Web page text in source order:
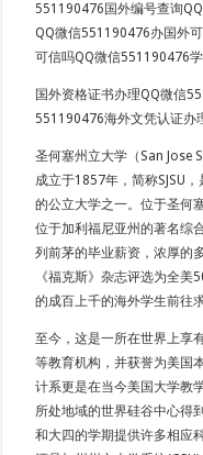
551190476国外编号查询
QQ微信551190476办国外
可信吗QQ微信551190476
国外资格证书办理QQ微信
551190476海外文凭认证办
圣何塞州立大学（San Jose
成立于1857年，简称SJSU
的公立大学之一。位于圣何
位于加利福尼亚州的著名综
列前茅的毕业薪资，浓厚的
《福克斯》杂志评选为全
的成百上千的海外学生前往求
至今，这是一所在世界上享
等教育机构，并获誉为美国
计系更是在当今美国大学教
所处地域的世界硅谷中心得
和大四的学期提供许多相应